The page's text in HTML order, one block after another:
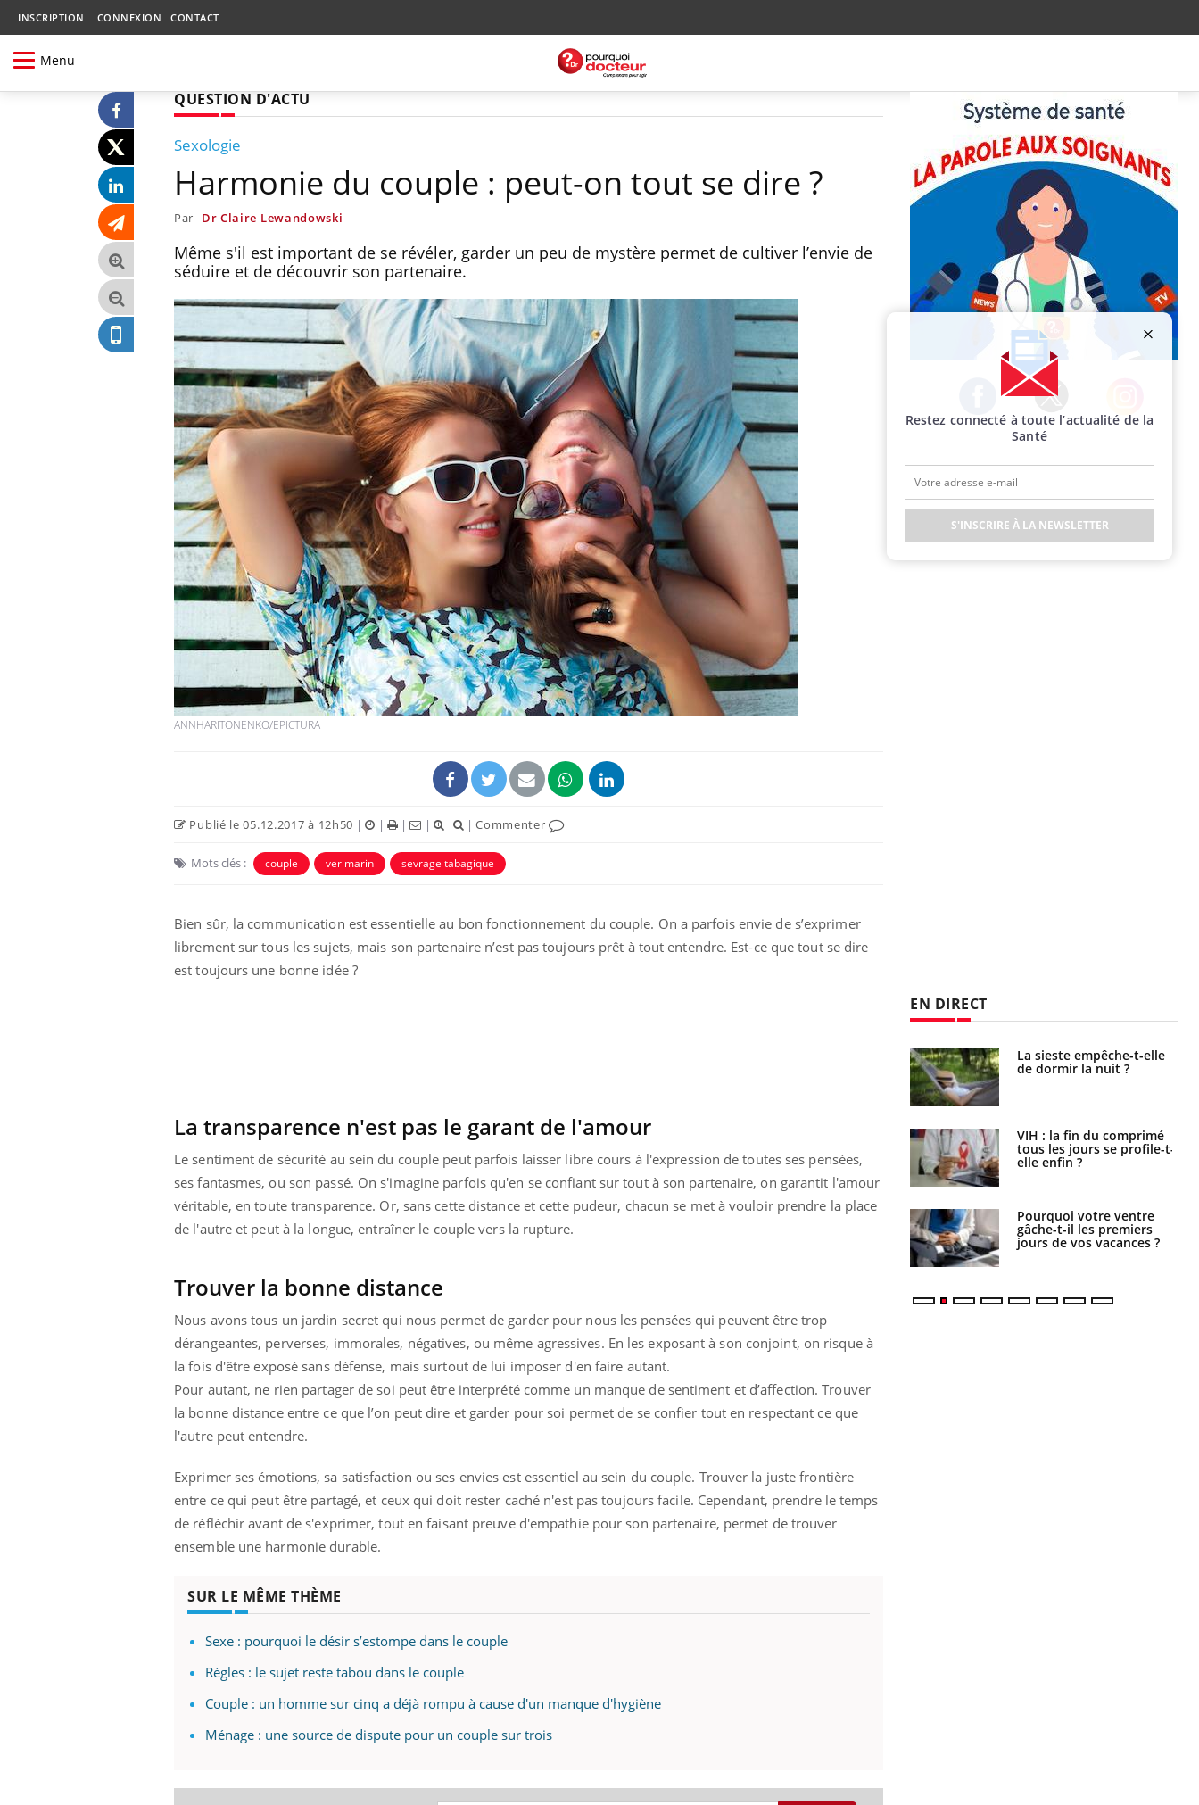
INSCRIPTION CONNEXION CONTACT
Menu
QUESTION D'ACTU
Sexologie
Harmonie du couple : peut-on tout se dire ?
Par Dr Claire Lewandowski
Même s'il est important de se révéler, garder un peu de mystère permet de cultiver l’envie de
séduire et de découvrir son partenaire.
ANNHARITONENKO/EPICTURA
Publié le 05.12.2017 à 12h50 | | | | |Commenter
Mots clés : couple ver marin sevrage tabagique
Bien sûr, la communication est essentielle au bon fonctionnement du couple. On a parfois envie de s’exprimer
librement sur tous les sujets, mais son partenaire n’est pas toujours prêt à tout entendre. Est-ce que tout se dire
est toujours une bonne idée ?
La transparence n'est pas le garant de l'amour
Le sentiment de sécurité au sein du couple peut parfois laisser libre cours à l'expression de toutes ses pensées,
ses fantasmes, ou son passé. On s'imagine parfois qu'en se confiant sur tout à son partenaire, on garantit l'amour
véritable, en toute transparence. Or, sans cette distance et cette pudeur, chacun se met à vouloir prendre la place
de l'autre et peut à la longue, entraîner le couple vers la rupture.
Trouver la bonne distance
Nous avons tous un jardin secret qui nous permet de garder pour nous les pensées qui peuvent être trop
dérangeantes, perverses, immorales, négatives, ou même agressives. En les exposant à son conjoint, on risque à
la fois d'être exposé sans défense, mais surtout de lui imposer d'en faire autant.
Pour autant, ne rien partager de soi peut être interprété comme un manque de sentiment et d’affection. Trouver
la bonne distance entre ce que l’on peut dire et garder pour soi permet de se confier tout en respectant ce que
l'autre peut entendre.
Exprimer ses émotions, sa satisfaction ou ses envies est essentiel au sein du couple. Trouver la juste frontière
entre ce qui peut être partagé, et ceux qui doit rester caché n'est pas toujours facile. Cependant, prendre le temps
de réfléchir avant de s'exprimer, tout en faisant preuve d'empathie pour son partenaire, permet de trouver
ensemble une harmonie durable.
SUR LE MÊME THÈME
Sexe : pourquoi le désir s’estompe dans le couple
Règles : le sujet reste tabou dans le couple
Couple : un homme sur cinq a déjà rompu à cause d'un manque d'hygiène
Ménage : une source de dispute pour un couple sur trois
Facebook Twitter Instagram
EN DIRECT
?
Cytomégalovirus : ce qui
La sieste empêche-t-elle
de dormir la nuit ?
VIH : la fin du comprimé
tous les jours se profile-t-
elle enfin ?
Pourquoi votre ventre
gâche-t-il les premiers
jours de vos vacances ?
Restez connecté à toute l’actualité de la
Santé
S'INSCRIRE À LA NEWSLETTER